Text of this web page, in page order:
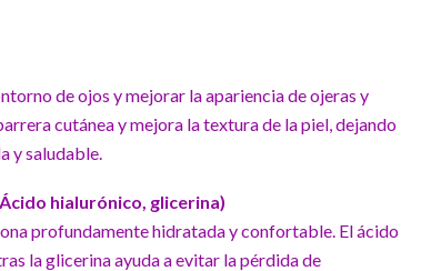
de ojos y mejorar la apariencia de ojeras y
cutánea y mejora la textura de la piel, dejando
y saludable.
hialurónico, glicerina)
profundamente hidratada y confortable. El ácido
la glicerina ayuda a evitar la pérdida de